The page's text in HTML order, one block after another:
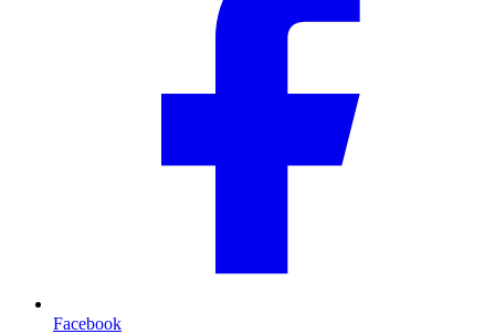
Facebook